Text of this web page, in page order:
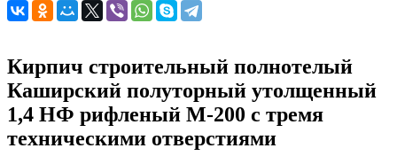
Кирпич строительный полнотелый
Каширский полуторный утолщенный
1,4 НФ рифленый М-200 с тремя
техническими отверстиями